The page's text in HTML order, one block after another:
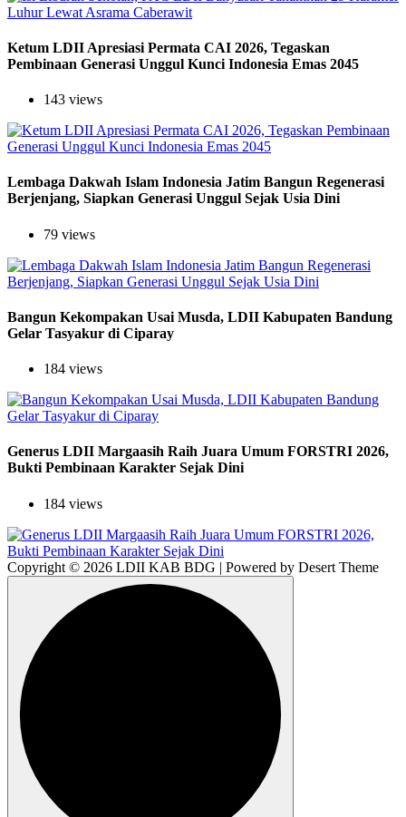
Ketum LDII Apresiasi Permata CAI 2026, Tegaskan
Pembinaan Generasi Unggul Kunci Indonesia Emas 2045
143 views
Lembaga Dakwah Islam Indonesia Jatim Bangun Regenerasi
Berjenjang, Siapkan Generasi Unggul Sejak Usia Dini
79 views
Bangun Kekompakan Usai Musda, LDII Kabupaten Bandung
Gelar Tasyakur di Ciparay
184 views
Generus LDII Margaasih Raih Juara Umum FORSTRI 2026,
Bukti Pembinaan Karakter Sejak Dini
184 views
Copyright © 2026 LDII KAB BDG | Powered by Desert Theme